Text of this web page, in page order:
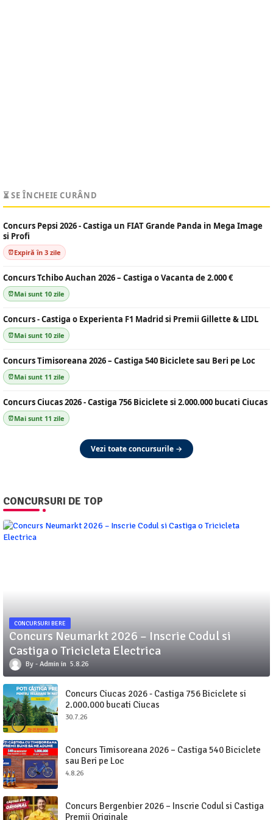
⏳ SE ÎNCHEIE CURÂND
Concurs Pepsi 2026 - Castiga un FIAT Grande Panda in Mega Image
si Profi
Expiră în 3 zile
Concurs Tchibo Auchan 2026 – Castiga o Vacanta de 2.000 €
Mai sunt 10 zile
Concurs - Castiga o Experienta F1 Madrid si Premii Gillette & LIDL
Mai sunt 10 zile
Concurs Timisoreana 2026 – Castiga 540 Biciclete sau Beri pe Loc
Mai sunt 11 zile
Concurs Ciucas 2026 - Castiga 756 Biciclete si 2.000.000 bucati Ciucas
Mai sunt 11 zile
Vezi toate concursurile →
CONCURSURI DE TOP
CONCURSURI BERE
Concurs Neumarkt 2026 – Inscrie Codul si
Castiga o Tricicleta Electrica
Admin 5.8.26
Concurs Ciucas 2026 - Castiga 756 Biciclete si
2.000.000 bucati Ciucas
30.7.26
Concurs Timisoreana 2026 – Castiga 540 Biciclete
sau Beri pe Loc
4.8.26
Concurs Bergenbier 2026 – Inscrie Codul si Castiga
Premii Originale